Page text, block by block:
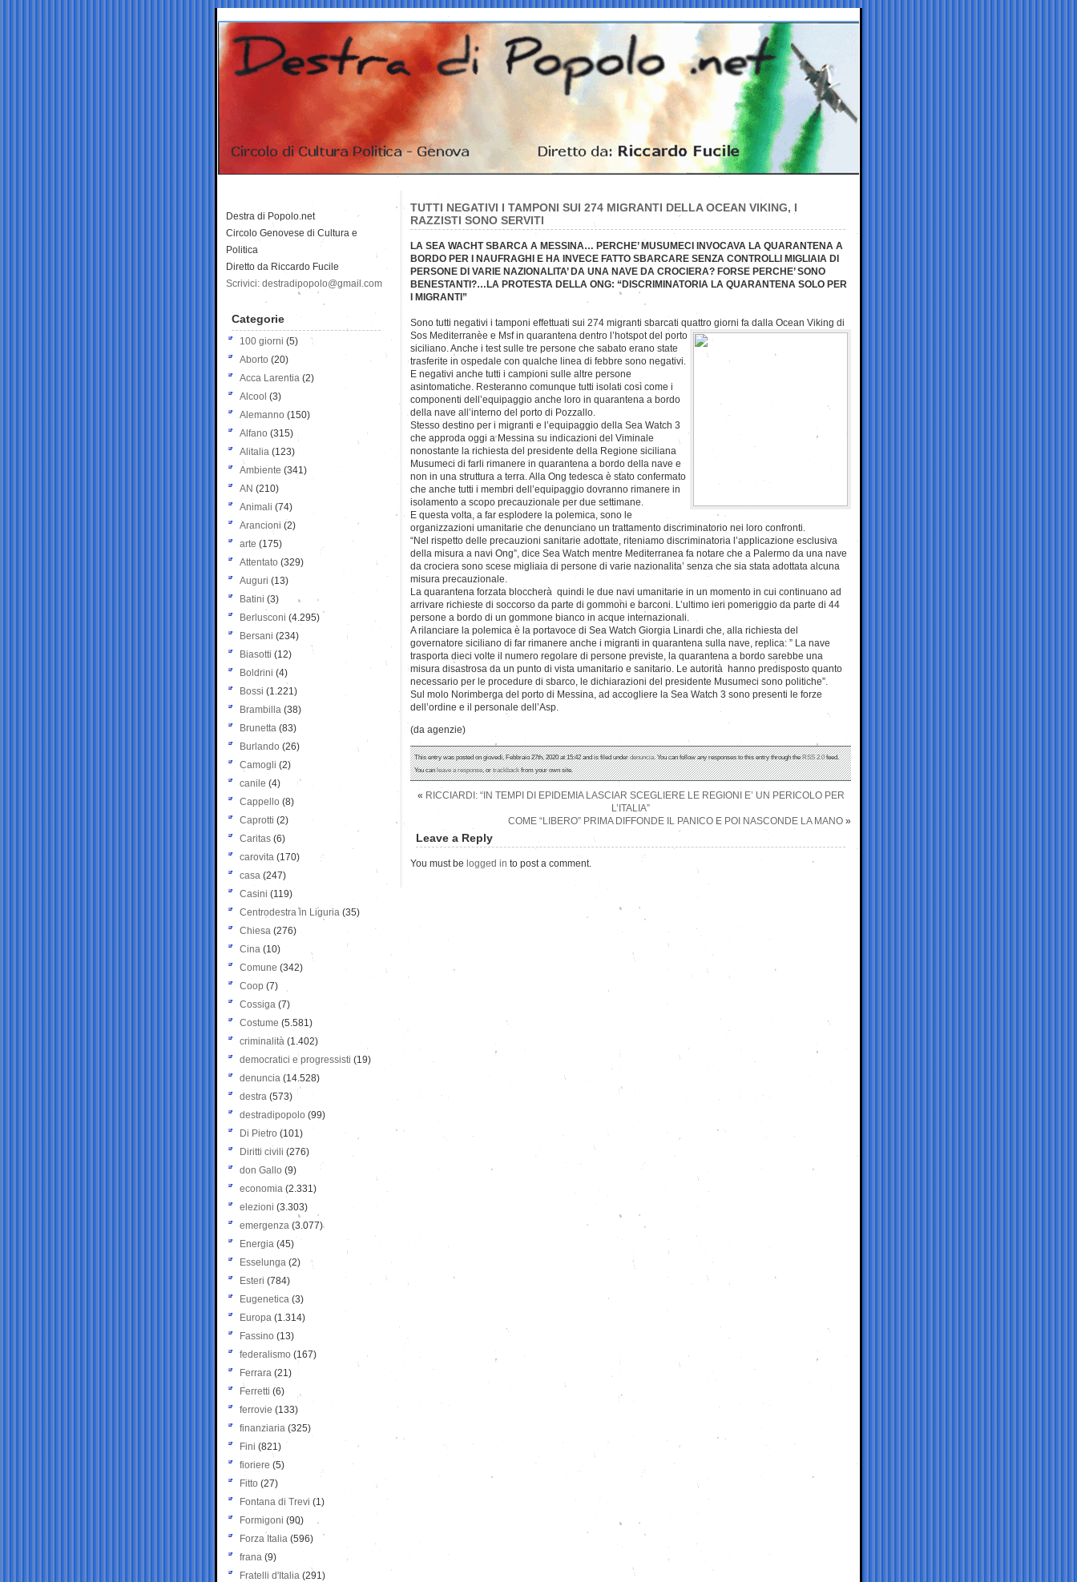
TUTTI NEGATIVI I TAMPONI SUI 274 MIGRANTI DELLA OCEAN VIKING, I
RAZZISTI SONO SERVITI
LA SEA WACHT SBARCA A MESSINA… PERCHE’ MUSUMECI INVOCAVA LA QUARANTENA A
BORDO PER I NAUFRAGHI E HA INVECE FATTO SBARCARE SENZA CONTROLLI MIGLIAIA DI
PERSONE DI VARIE NAZIONALITA’ DA UNA NAVE DA CROCIERA? FORSE PERCHE’ SONO
BENESTANTI?…LA PROTESTA DELLA ONG: “DISCRIMINATORIA LA QUARANTENA SOLO PER
I MIGRANTI”
Sono tutti negativi i tamponi effettuati sui 274 migranti sbarcati quattro giorni fa dalla Ocean Viking di
Sos Mediterranèe e Msf in quarantena dentro l’hotspot del porto
siciliano. Anche i test sulle tre persone che sabato erano state
trasferite in ospedale con qualche linea di febbre sono negativi.
E negativi anche tutti i campioni sulle altre persone
asintomatiche. Resteranno comunque tutti isolati così come i
componenti dell’equipaggio anche loro in quarantena a bordo
della nave all’interno del porto di Pozzallo.
Stesso destino per i migranti e l’equipaggio della Sea Watch 3
che approda oggi a Messina su indicazioni del Viminale
nonostante la richiesta del presidente della Regione siciliana
Musumeci di farli rimanere in quarantena a bordo della nave e
non in una struttura a terra. Alla Ong tedesca è stato confermato
che anche tutti i membri dell’equipaggio dovranno rimanere in
isolamento a scopo precauzionale per due settimane.
E questa volta, a far esplodere la polemica, sono le
organizzazioni umanitarie che denunciano un trattamento discriminatorio nei loro confronti.
“Nel rispetto delle precauzioni sanitarie adottate, riteniamo discriminatoria l’applicazione esclusiva
della misura a navi Ong”, dice Sea Watch mentre Mediterranea fa notare che a Palermo da una nave
da crociera sono scese migliaia di persone di varie nazionalita’ senza che sia stata adottata alcuna
misura precauzionale.
La quarantena forzata bloccherà quindi le due navi umanitarie in un momento in cui continuano ad
arrivare richieste di soccorso da parte di gommoni e barconi. L’ultimo ieri pomeriggio da parte di 44
persone a bordo di un gommone bianco in acque internazionali.
A rilanciare la polemica è la portavoce di Sea Watch Giorgia Linardi che, alla richiesta del
governatore siciliano di far rimanere anche i migranti in quarantena sulla nave, replica: ” La nave
trasporta dieci volte il numero regolare di persone previste, la quarantena a bordo sarebbe una
misura disastrosa da un punto di vista umanitario e sanitario. Le autorità hanno predisposto quanto
necessario per le procedure di sbarco, le dichiarazioni del presidente Musumeci sono politiche”.
Sul molo Norimberga del porto di Messina, ad accogliere la Sea Watch 3 sono presenti le forze
dell’ordine e il personale dell’Asp.
(da agenzie)
This entry was posted on giovedì, Febbraio 27th, 2020 at 15:42 and is filed underdenuncia. You can follow any responses to this entry through theRSS 2.0feed.
You canleave a response, ortrackbackfrom your own site.
« RICCIARDI: “IN TEMPI DI EPIDEMIA LASCIAR SCEGLIERE LE REGIONI E’ UN PERICOLO PER
L’ITALIA”
COME “LIBERO” PRIMA DIFFONDE IL PANICO E POI NASCONDE LA MANO »
Leave a Reply
You must be logged in to post a comment.
Destra di Popolo.net
Circolo Genovese di Cultura e
Politica
Diretto da Riccardo Fucile
Scrivici: destradipopolo@gmail.com
Categorie
100 giorni (5)
Aborto (20)
Acca Larentia (2)
Alcool (3)
Alemanno (150)
Alfano (315)
Alitalia (123)
Ambiente (341)
AN (210)
Animali (74)
Arancioni (2)
arte (175)
Attentato (329)
Auguri (13)
Batini (3)
Berlusconi (4.295)
Bersani (234)
Biasotti (12)
Boldrini (4)
Bossi (1.221)
Brambilla (38)
Brunetta (83)
Burlando (26)
Camogli (2)
canile (4)
Cappello (8)
Caprotti (2)
Caritas (6)
carovita (170)
casa (247)
Casini (119)
Centrodestra in Liguria (35)
Chiesa (276)
Cina (10)
Comune (342)
Coop (7)
Cossiga (7)
Costume (5.581)
criminalità (1.402)
democratici e progressisti (19)
denuncia (14.528)
destra (573)
destradipopolo (99)
Di Pietro (101)
Diritti civili (276)
don Gallo (9)
economia (2.331)
elezioni (3.303)
emergenza (3.077)
Energia (45)
Esselunga (2)
Esteri (784)
Eugenetica (3)
Europa (1.314)
Fassino (13)
federalismo (167)
Ferrara (21)
Ferretti (6)
ferrovie (133)
finanziaria (325)
Fini (821)
fioriere (5)
Fitto (27)
Fontana di Trevi (1)
Formigoni (90)
Forza Italia (596)
frana (9)
Fratelli d'Italia (291)